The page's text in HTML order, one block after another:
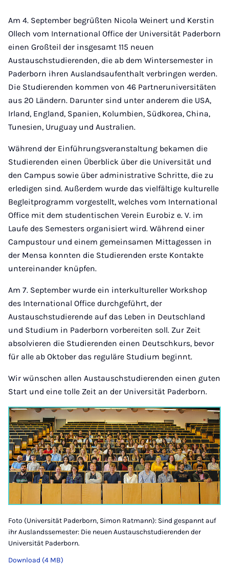
Mail
Am 4. September begrüßten Nicola Weinert und Kerstin
Ollech vom International Office der Universität Paderborn
einen Großteil der insgesamt 115 neuen
Austauschstudierenden, die ab dem Wintersemester in
Paderborn ihren Auslandsaufenthalt verbringen werden.
Die Studierenden kommen von 46 Partneruniversitäten
aus 20 Ländern. Darunter sind unter anderem die USA,
Irland, England, Spanien, Kolumbien, Südkorea, China,
Tunesien, Uruguay und Australien.
Während der Einführungsveranstaltung bekamen die
Studierenden einen Überblick über die Universität und
den Campus sowie über administrative Schritte, die zu
erledigen sind. Außerdem wurde das vielfältige kulturelle
Begleitprogramm vorgestellt, welches vom International
Office mit dem studentischen Verein Eurobiz e. V. im
Laufe des Semesters organisiert wird. Während einer
Campustour und einem gemeinsamen Mittagessen in
der Mensa konnten die Studierenden erste Kontakte
untereinander knüpfen.
Am 7. September wurde ein interkultureller Workshop
des International Office durchgeführt, der
Austauschstudierende auf das Leben in Deutschland
und Studium in Paderborn vorbereiten soll. Zur Zeit
absolvieren die Studierenden einen Deutschkurs, bevor
für alle ab Oktober das reguläre Studium beginnt.
Wir wünschen allen Austauschstudierenden einen guten
Start und eine tolle Zeit an der Universität Paderborn.
Foto (Universität Paderborn, Simon Ratmann): Sind gespannt auf
ihr Auslandssemester: Die neuen Austauschstudierenden der
Universität Paderborn.
Download (4 MB)